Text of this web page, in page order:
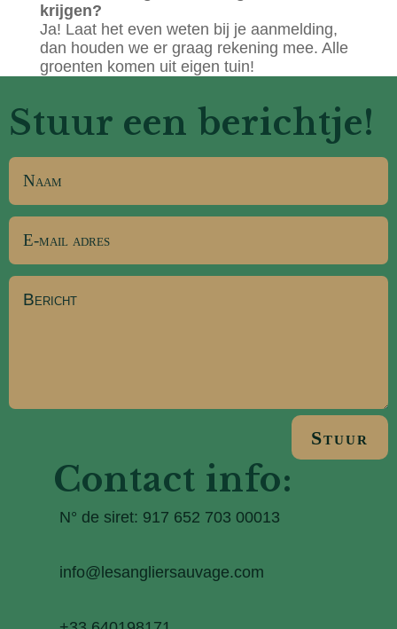
krijgen?
Ja! Laat het even weten bij je aanmelding,
dan houden we er graag rekening mee. Alle
groenten komen uit eigen tuin!
Stuur een berichtje!
Stuur
Contact info:
N° de siret: 917 652 703 00013
info@lesangliersauvage.com